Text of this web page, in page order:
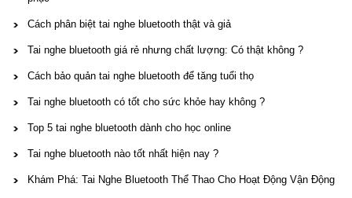
Cách phân biệt tai nghe bluetooth thật và giả
Tai nghe bluetooth giá rẻ nhưng chất lượng: Có thật không ?
Cách bảo quản tai nghe bluetooth để tăng tuổi thọ
Tai nghe bluetooth có tốt cho sức khỏe hay không ?
Top 5 tai nghe bluetooth dành cho học online
Tai nghe bluetooth nào tốt nhất hiện nay ?
Khám Phá: Tai Nghe Bluetooth Thể Thao Cho Hoạt Động Vận Động